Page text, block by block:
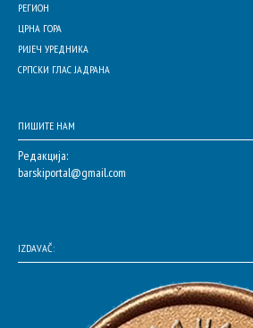
РЕГИОН
ЦРНА ГОРА
РИЈЕЧ УРЕДНИКА
СРПСКИ ГЛАС ЈАДРАНА
ПИШИТЕ НАМ
Редакција:
barskiportal@gmail.com
IZDAVAČ: